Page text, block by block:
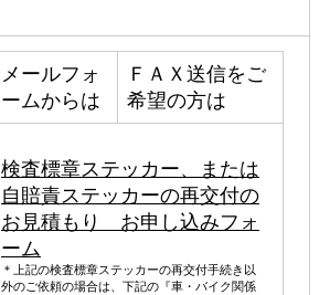
メールフォ
ームからは
ＦＡＸ送信をご
希望の方は
検査標章ステッカー、または
自賠責ステッカーの再交付の
お見積もり お申し込みフォ
ーム
＊上記の検査標章ステッカーの再交付手続き以
外のご依頼の場合は、下記の『車・バイク関係